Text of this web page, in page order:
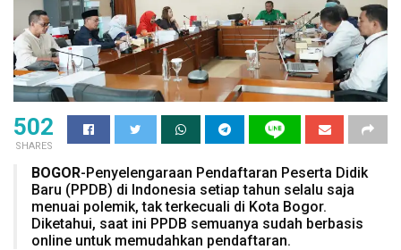
502
SHARES
BOGOR-Penyelengaraan Pendaftaran Peserta Didik
Baru (PPDB) di Indonesia setiap tahun selalu saja
menuai polemik, tak terkecuali di Kota Bogor.
Diketahui, saat ini PPDB semuanya sudah berbasis
online untuk memudahkan pendaftaran.